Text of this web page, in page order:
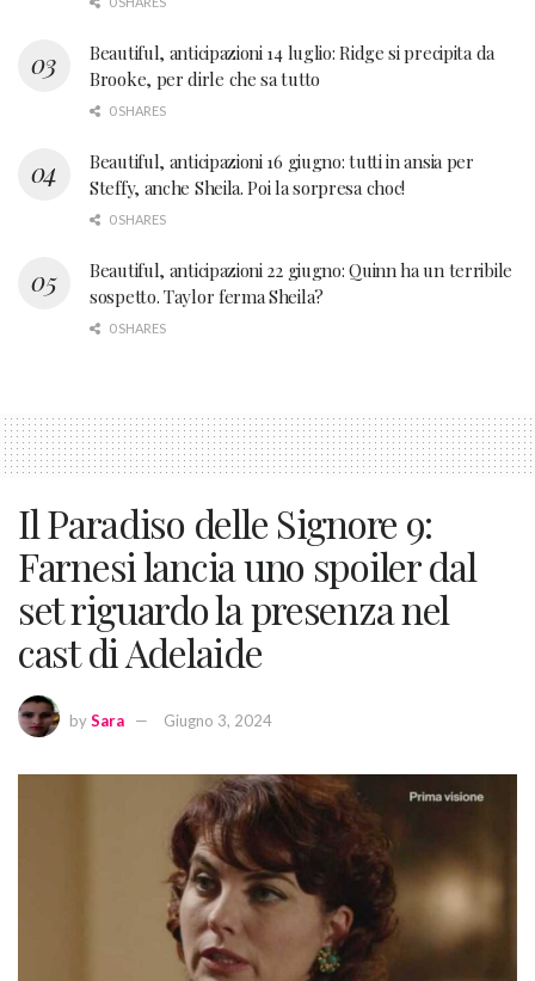
Beautiful, anticipazioni 14 luglio: Ridge si precipita da
Brooke, per dirle che sa tutto
0 SHARES
Beautiful, anticipazioni 16 giugno: tutti in ansia per
Steffy, anche Sheila. Poi la sorpresa choc!
0 SHARES
Beautiful, anticipazioni 22 giugno: Quinn ha un terribile
sospetto. Taylor ferma Sheila?
0 SHARES
Il Paradiso delle Signore 9:
Farnesi lancia uno spoiler dal
set riguardo la presenza nel
cast di Adelaide
bySara Giugno 3, 2024